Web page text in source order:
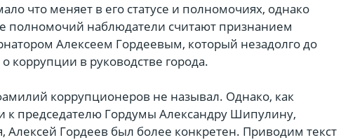
что меняет в его статусе и полномочиях, однако
полномочий наблюдатели считают признанием
Алексеем Гордеевым, который незадолго до
коррупции в руководстве города.
коррупционеров не называл. Однако, как
к председателю Гордумы Александру Шипулину,
Гордеев был более конкретен. Приводим текст